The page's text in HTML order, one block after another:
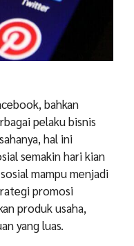
bahkan
pelaku bisnis
hal ini
semakin hari kian
mampu menjadi
promosi
produk usaha,
yang luas.